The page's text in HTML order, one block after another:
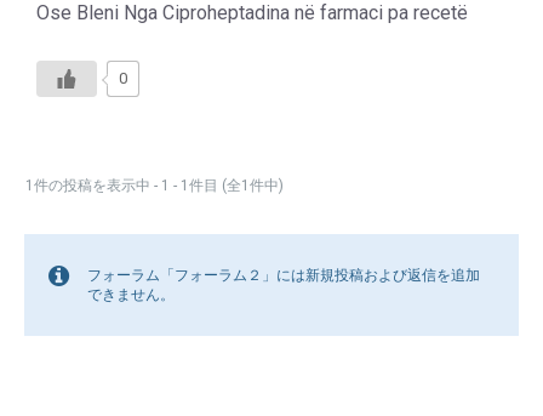
Ose Bleni Nga Ciproheptadina në farmaci pa recetë
0
1件の投稿を表示中 - 1 - 1件目 (全1件中)
フォーラム「フォーラム２」には新規投稿および返信を追加
できません。